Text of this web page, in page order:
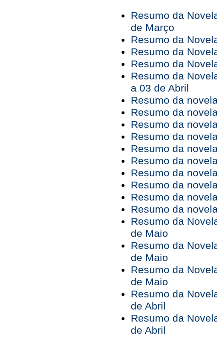
Resumo da
de Março
Resumo da
Resumo da
Resumo da
Resumo da
a 03 de Abril
Resumo da
Resumo da
Resumo da
Resumo da
Resumo da
Resumo da
Resumo da
Resumo da
Resumo da
Resumo da
Resumo da
de Maio
Resumo da
de Maio
Resumo da
de Maio
Resumo da
de Abril
Resumo da
de Abril